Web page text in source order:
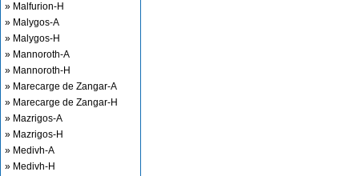
» Malfurion-H
» Malygos-A
» Malygos-H
» Mannoroth-A
» Mannoroth-H
» Marecarge de Zangar-A
» Marecarge de Zangar-H
» Mazrigos-A
» Mazrigos-H
» Medivh-A
» Medivh-H